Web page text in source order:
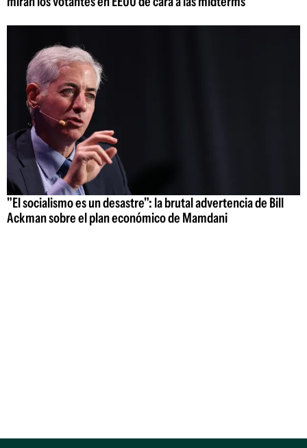
"El socialismo es un desastre": la brutal advertencia de Bill
Ackman sobre el plan económico de Mamdani